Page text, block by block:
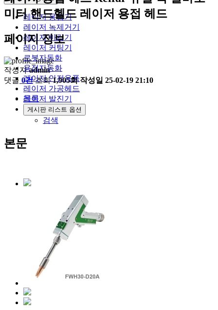
레이저 용접기
레이저 녹제거기
레이저 마킹기
레이저 커팅기
로봇자동화
용접자동화
레이저 안전용품
레이저 가공헤드
레이저 발진기
미터 핸드헬드 레이저 용접 헤드
페이지 정보
작성자 admin
댓글 0건 조회1,905회 작성일 25-02-19 21:10
목록
게시판 리스트 옵션
검색
본문